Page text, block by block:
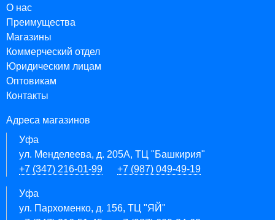
О нас
Преимущества
Магазины
Коммерческий отдел
Юридическим лицам
Оптовикам
Контакты
Адреса магазинов
Уфа
ул. Менделеева, д. 205А, ТЦ "Башкирия"
+7 (347) 216-01-99
+7 (987) 049-49-19
Уфа
ул. Пархоменко, д. 156, ТЦ "ЯЙ"